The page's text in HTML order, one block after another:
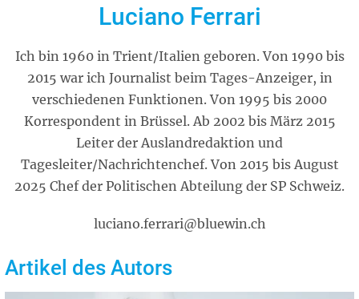
Luciano Ferrari
Ich bin 1960 in Trient/Italien geboren. Von 1990 bis
2015 war ich Journalist beim Tages-Anzeiger, in
verschiedenen Funktionen. Von 1995 bis 2000
Korrespondent in Brüssel. Ab 2002 bis März 2015
Leiter der Auslandredaktion und
Tagesleiter/Nachrichtenchef. Von 2015 bis August
2025 Chef der Politischen Abteilung der SP Schweiz.
luciano.ferrari@bluewin.ch
Artikel des Autors